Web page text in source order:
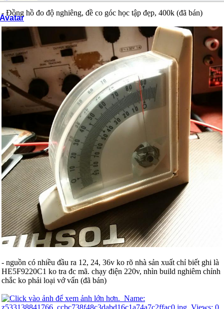
- Đồng hồ đo độ nghiêng, đề co góc học tập đẹp, 400k (đã bán)
- nguồn có nhiều đầu ra 12, 24, 36v ko rõ nhà sản xuất chỉ biết ghi là
HE5F9220C1 ko tra đc mã. chạy điện 220v, nhìn build nghiêm chỉnh
chắc ko phải loại vớ vẩn (đã bán)